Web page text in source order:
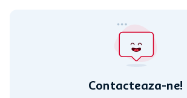
Robot cu infrarosu, 26 cm -